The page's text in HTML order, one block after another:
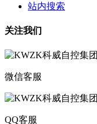
站内搜索
关注我们
微信客服
QQ客服